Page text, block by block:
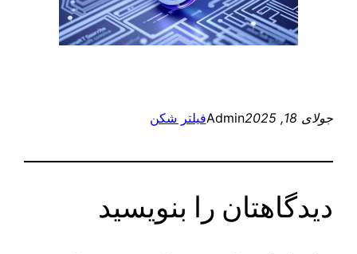
جولای 18, 2025 Adminفیلتر شکن
دیدگاهتان را بنویسید